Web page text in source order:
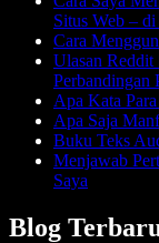
Situs Web –
Cara
Ulasan Reddit
Perbandingan
Apa Kata
Apa Saja
Buku Teks
Menjawab
Saya
Blog